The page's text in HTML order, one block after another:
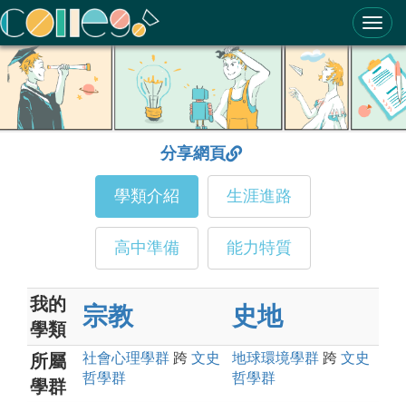
ColleGo! 大學選才與高中育才輔助系統
分享網頁
學類介紹 生涯進路
高中準備 能力特質
我的
學類
宗教 史地
所屬
學群
社會心理學群 跨 文史
哲學群
地球環境學群 跨 文史
哲學群